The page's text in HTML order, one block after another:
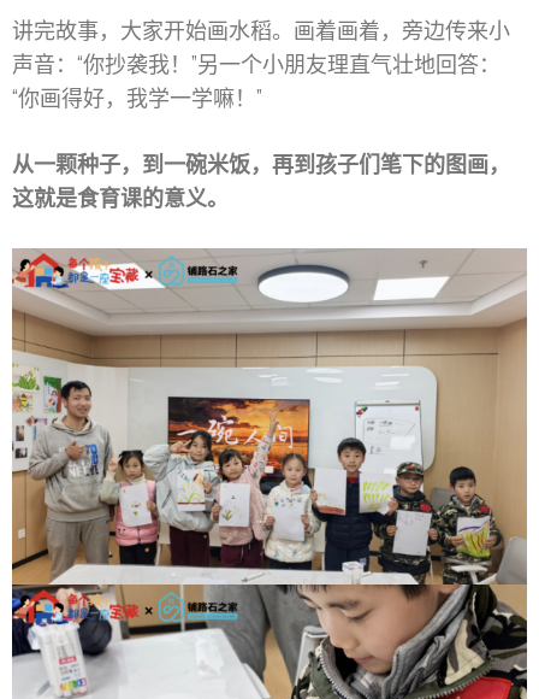
讲完故事，大家开始画水稻。画着画着，旁边传来小
声音：“你抄袭我！”另一个小朋友理直气壮地回答：
“你画得好，我学一学嘛！”
从一颗种子，到一碗米饭，再到孩子们笔下的图画，
这就是食育课的意义。